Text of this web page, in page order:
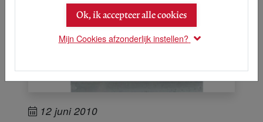
12 juni 2010
Ok, ik accepteer alle cookies
Mijn Cookies afzonderlijk instellen?